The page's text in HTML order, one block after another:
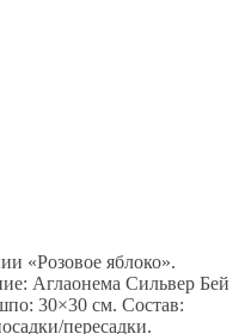
«Розовое яблоко».
Аглаонема Сильвер Бей
30×30 см. Состав:
пересадки.